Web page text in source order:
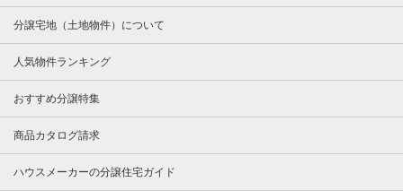
分譲宅地（土地物件）について
人気物件ランキング
おすすめ分譲特集
商品カタログ請求
ハウスメーカーの分譲住宅ガイド